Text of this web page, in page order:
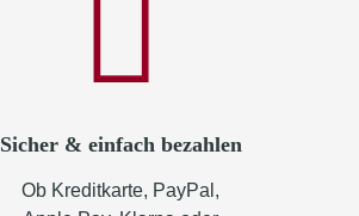
Sicher & einfach bezahlen
Ob Kreditkarte, PayPal,